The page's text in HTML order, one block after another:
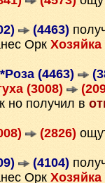
(4463)
Орк
(4463)
(3008)
но получил в
(2826)
(4104)
Орк